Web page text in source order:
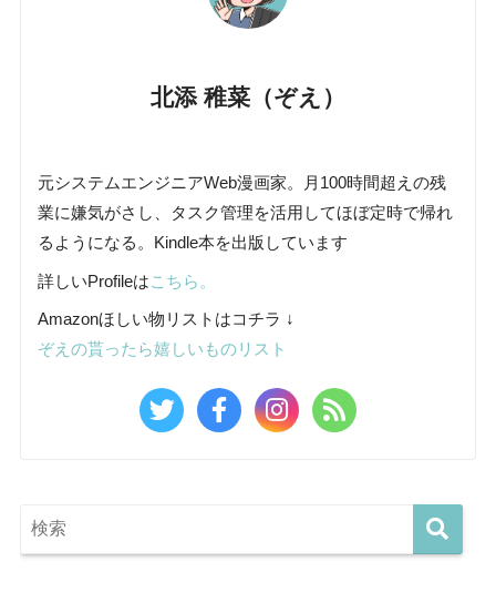
北添 稚菜（ぞえ）
元システムエンジニアWeb漫画家。月100時間超えの残
業に嫌気がさし、タスク管理を活用してほぼ定時で帰れ
るようになる。Kindle本を出版しています
詳しいProfileはこちら。
Amazonほしい物リストはコチラ ↓
ぞえの貰ったら嬉しいものリスト